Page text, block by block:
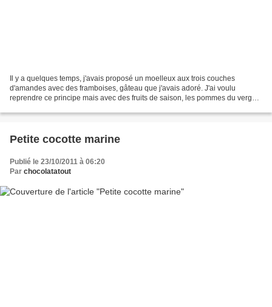
Il y a quelques temps, j'avais proposé un moelleux aux trois couches
d'amandes avec des framboises, gâteau que j'avais adoré. J'ai voulu
reprendre ce principe mais avec des fruits de saison, les pommes du verger.
Petite cocotte marine
Publié le 23/10/2011 à 06:20
Par chocolatatout